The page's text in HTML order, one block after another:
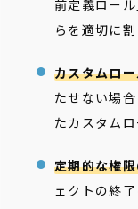
前定義ロー
らを適切に
カスタムロ
たせない場
たカスタム
定期的な権
ェクトの終